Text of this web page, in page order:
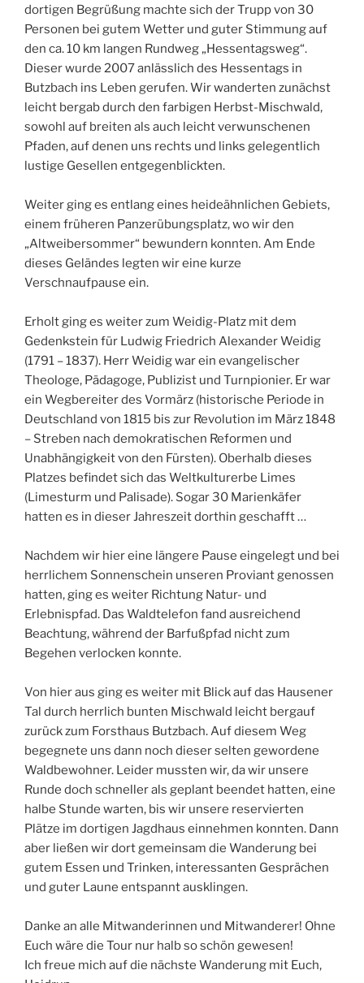
dortigen Begrüßung machte sich der Trupp von 30
Personen bei gutem Wetter und guter Stimmung auf
den ca. 10 km langen Rundweg „Hessentagsweg“.
Dieser wurde 2007 anlässlich des Hessentags in
Butzbach ins Leben gerufen. Wir wanderten zunächst
leicht bergab durch den farbigen Herbst-Mischwald,
sowohl auf breiten als auch leicht verwunschenen
Pfaden, auf denen uns rechts und links gelegentlich
lustige Gesellen entgegenblickten.
Weiter ging es entlang eines heideähnlichen Gebiets,
einem früheren Panzerübungsplatz, wo wir den
„Altweibersommer“ bewundern konnten. Am Ende
dieses Geländes legten wir eine kurze
Verschnaufpause ein.
Erholt ging es weiter zum Weidig-Platz mit dem
Gedenkstein für Ludwig Friedrich Alexander Weidig
(1791 – 1837). Herr Weidig war ein evangelischer
Theologe, Pädagoge, Publizist und Turnpionier. Er war
ein Wegbereiter des Vormärz (historische Periode in
Deutschland von 1815 bis zur Revolution im März 1848
– Streben nach demokratischen Reformen und
Unabhängigkeit von den Fürsten). Oberhalb dieses
Platzes befindet sich das Weltkulturerbe Limes
(Limesturm und Palisade). Sogar 30 Marienkäfer
hatten es in dieser Jahreszeit dorthin geschafft …
Nachdem wir hier eine längere Pause eingelegt und bei
herrlichem Sonnenschein unseren Proviant genossen
hatten, ging es weiter Richtung Natur- und
Erlebnispfad. Das Waldtelefon fand ausreichend
Beachtung, während der Barfußpfad nicht zum
Begehen verlocken konnte.
Von hier aus ging es weiter mit Blick auf das Hausener
Tal durch herrlich bunten Mischwald leicht bergauf
zurück zum Forsthaus Butzbach. Auf diesem Weg
begegnete uns dann noch dieser selten gewordene
Waldbewohner. Leider mussten wir, da wir unsere
Runde doch schneller als geplant beendet hatten, eine
halbe Stunde warten, bis wir unsere reservierten
Plätze im dortigen Jagdhaus einnehmen konnten. Dann
aber ließen wir dort gemeinsam die Wanderung bei
gutem Essen und Trinken, interessanten Gesprächen
und guter Laune entspannt ausklingen.
Danke an alle Mitwanderinnen und Mitwanderer! Ohne
Euch wäre die Tour nur halb so schön gewesen!
Ich freue mich auf die nächste Wanderung mit Euch,